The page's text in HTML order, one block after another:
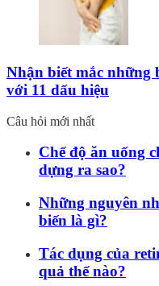
Nhận biết mắc những
với 11 dấu hiệu
Câu hỏi mới nhất
Chế độ ăn uống
dựng ra sao?
Những nguyên
biến là gì?
Tác dụng của
quả thế nào?